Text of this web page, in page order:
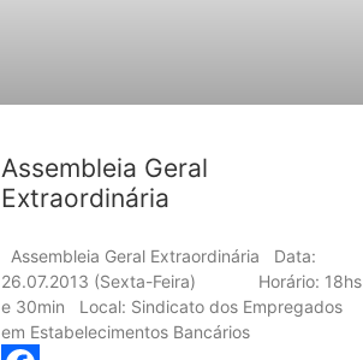
Assembleia Geral
Extraordinária
Assembleia Geral Extraordinária Data:
26.07.2013 (Sexta-Feira) Horário: 18hs
e 30min Local: Sindicato dos Empregados
em Estabelecimentos Bancários